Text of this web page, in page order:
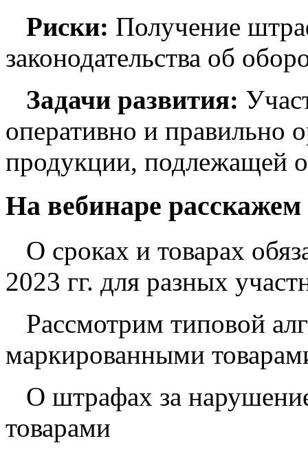
Риски: Получение
законодательства об
Задачи развития:
оперативно и правильно
продукции, подлежащей
На вебинаре расскажем
О сроках и товарах
2023 гг. для разных
Рассмотрим типовой
маркированными
О штрафах за
товарами